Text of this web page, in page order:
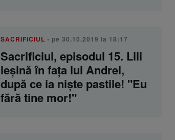
SACRIFICIUL • pe 30.10.2019 la 18:17
Sacrificiul, episodul 15. Lili
leşină în faţa lui Andrei,
după ce ia nişte pastile! "Eu
fără tine mor!"